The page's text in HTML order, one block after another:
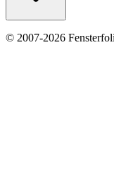
© 2007-2026